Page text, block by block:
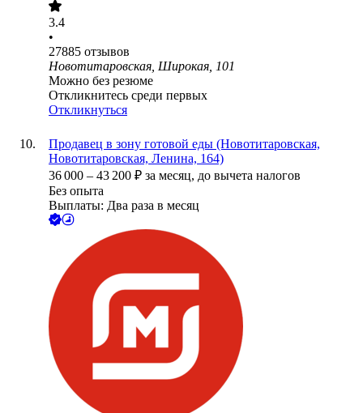
3.4
•
27885 отзывов
Новотитаровская, Широкая, 101
Можно без резюме
Откликнитесь среди первых
Откликнуться
Продавец в зону готовой еды (Новотитаровская,
Новотитаровская, Ленина, 164)
36 000 – 43 200 ₽ за месяц, до вычета налогов
Без опыта
Выплаты: Два раза в месяц